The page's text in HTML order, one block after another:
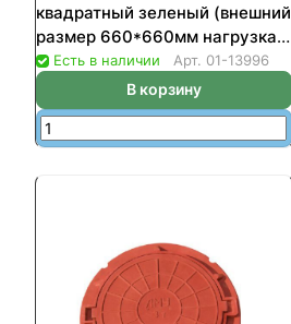
квадратный зеленый (внешний
размер 660*660мм нагрузка
до 3т) (50шт/пал)
Есть в наличии Арт. 01-13996
В корзину